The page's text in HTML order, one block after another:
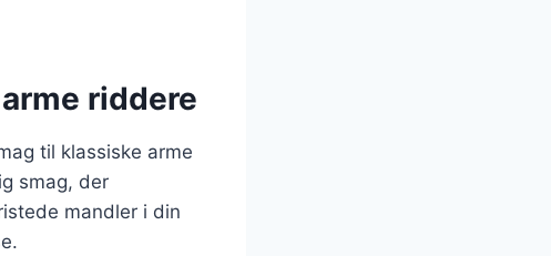
riddere
til klassiske arme
smag, der
mandler i din